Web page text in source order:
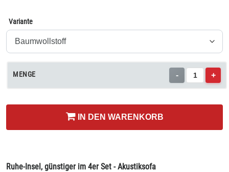
Variante
MENGE - +
IN DEN WARENKORB
Ruhe-Insel, günstiger im 4er Set - Akustiksofa